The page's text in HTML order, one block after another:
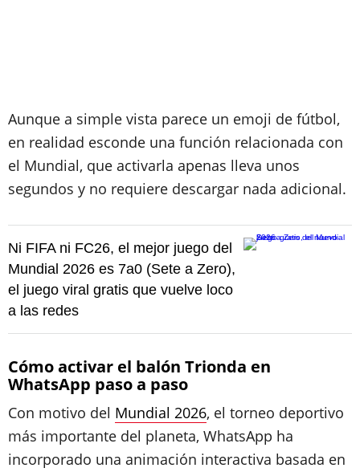
Aunque a simple vista parece un emoji de fútbol,
en realidad esconde una función relacionada con
el Mundial, que activarla apenas lleva unos
segundos y no requiere descargar nada adicional.
Ni FIFA ni FC26, el mejor juego del
Mundial 2026 es 7a0 (Sete a Zero),
el juego viral gratis que vuelve loco
a las redes
Cómo activar el balón Trionda en
WhatsApp paso a paso
Con motivo del Mundial 2026, el torneo deportivo
más importante del planeta, WhatsApp ha
incorporado una animación interactiva basada en